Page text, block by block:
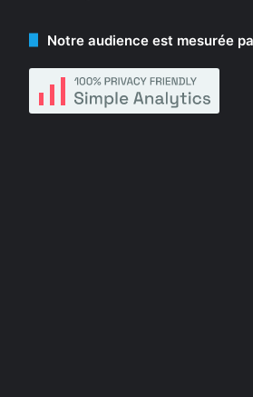
Notre audience est mesurée